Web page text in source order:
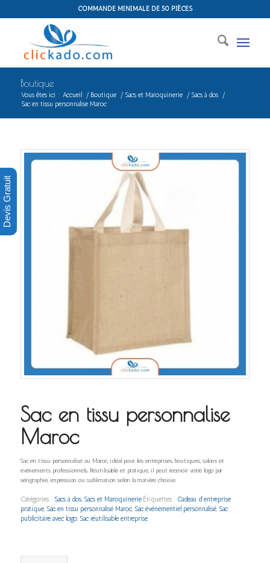
COMMANDE MINIMALE DE 50 PIÈCES
Boutique
Vous êtes ici : Accueil / Boutique / Sacs et Maroquinerie / Sacs à dos
/
Sac en tissu personnalise Maroc
Sac en tissu personnalise
Maroc
Sac en tissu personnalisé au Maroc, idéal pour les entreprises, boutiques, salons et
événements professionnels. Réutilisable et pratique, il peut recevoir votre logo par
sérigraphie, impression ou sublimation selon la matière choisie.
Catégories : Sacs à dos, Sacs et Maroquinerie Étiquettes : Cadeau d’entreprise
pratique, Sac en tissu personnalisé Maroc, Sac événementiel personnalisé, Sac
publicitaire avec logo, Sac réutilisable entreprise
Devis Gratuit